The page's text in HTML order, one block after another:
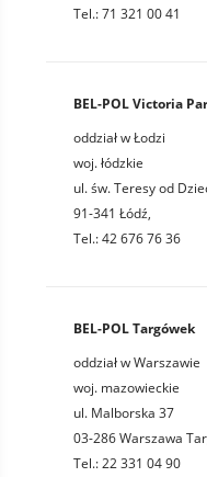
Tel.: 71 321 00 41
BEL-POL Victoria
oddział w Łodzi
woj. łódzkie
ul. św. Teresy od
91-341 Łódź,
Tel.: 42 676 76 36
BEL-POL Targówek
oddział w Warszawie
woj. mazowieckie
ul. Malborska 37
03-286 Warszawa
Tel.: 22 331 04 90